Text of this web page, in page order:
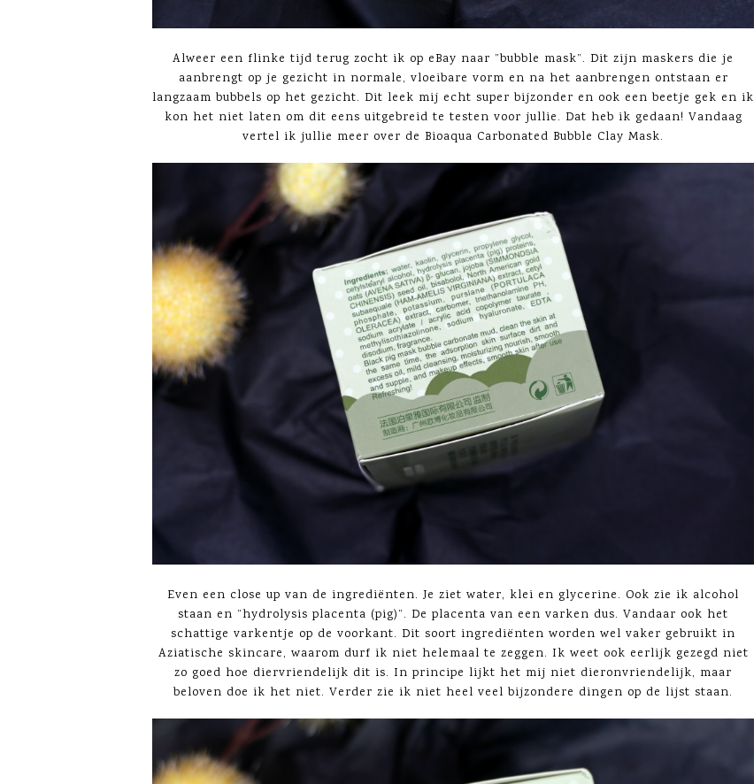
Alweer een flinke tijd terug zocht ik op eBay naar ”bubble mask”. Dit zijn maskers die je
aanbrengt op je gezicht in normale, vloeibare vorm en na het aanbrengen ontstaan er
langzaam bubbels op het gezicht. Dit leek mij echt super bijzonder en ook een beetje gek en ik
kon het niet laten om dit eens uitgebreid te testen voor jullie. Dat heb ik gedaan! Vandaag
vertel ik jullie meer over de Bioaqua Carbonated Bubble Clay Mask.
Even een close up van de ingrediënten. Je ziet water, klei en glycerine. Ook zie ik alcohol
staan en ”hydrolysis placenta (pig)”. De placenta van een varken dus. Vandaar ook het
schattige varkentje op de voorkant. Dit soort ingrediënten worden wel vaker gebruikt in
Aziatische skincare, waarom durf ik niet helemaal te zeggen. Ik weet ook eerlijk gezegd niet
zo goed hoe diervriendelijk dit is. In principe lijkt het mij niet dieronvriendelijk, maar
beloven doe ik het niet. Verder zie ik niet heel veel bijzondere dingen op de lijst staan.